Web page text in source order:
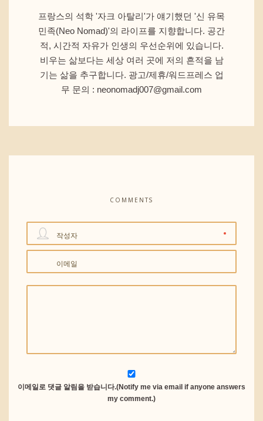
프랑스의 석학 '자크 아탈리'가 얘기했던 '신 유목
민족(Neo Nomad)'의 라이프를 지향합니다. 공간
적, 시간적 자유가 인생의 우선순위에 있습니다.
비우는 삶보다는 세상 여러 곳에 저의 흔적을 남
기는 삶을 추구합니다. 광고/제휴/워드프레스 업
무 문의 : neonomadj007@gmail.com
COMMENTS
작성자
이메일
이메일로 댓글 알림을 받습니다.(Notify me via email if anyone answers
my comment.)